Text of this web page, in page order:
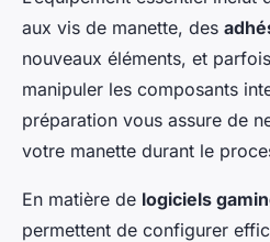
aux vis de manette, des
nouveaux éléments, et
manipuler les composants
préparation vous assure de
votre manette durant le
En matière de logiciels
permettent de configurer